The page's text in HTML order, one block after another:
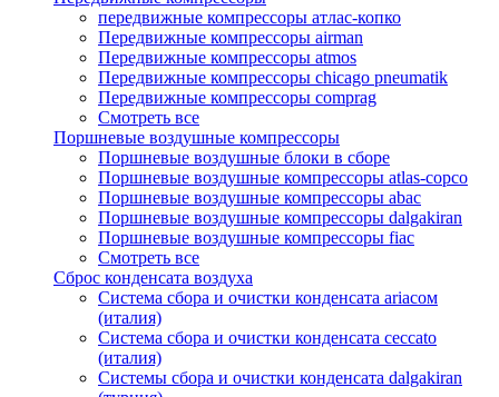
передвижные компрессоры атлас-копко
Передвижные компрессоры airman
Передвижные компрессоры atmos
Передвижные компрессоры chicago pneumatik
Передвижные компрессоры comprag
Смотреть все
Поршневые воздушные компрессоры
Поршневые воздушные блоки в сборе
Поршневые воздушные компрессоры atlas-copco
Поршневые воздушные компрессоры abac
Поршневые воздушные компрессоры dalgakiran
Поршневые воздушные компрессоры fiac
Смотреть все
Сброс конденсата воздуха
Система сбора и очистки конденсата ariacом
(италия)
Система сбора и очистки конденсата ceccato
(италия)
Системы сбора и очистки конденсата dalgakiran